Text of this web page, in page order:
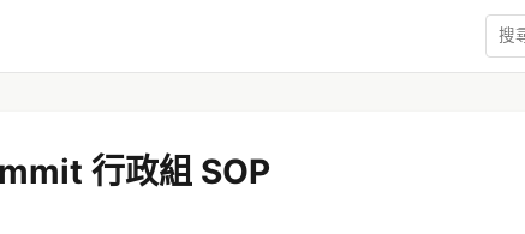
行政組 SOP